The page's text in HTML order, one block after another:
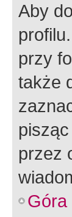
Aby
przy
także
przez
Góra